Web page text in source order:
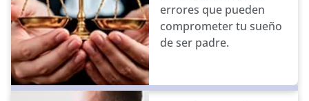
errores que pueden
comprometer tu sueño
de ser padre.